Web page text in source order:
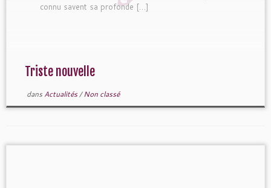
connu savent sa profonde […]
Triste nouvelle
dans Actualités/Non classé